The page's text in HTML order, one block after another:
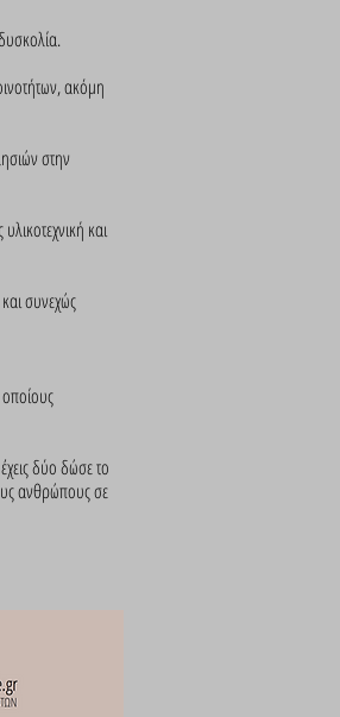
ακόμη
στην
και
συνεχώς
δύο δώσε το
ανθρώπους σε